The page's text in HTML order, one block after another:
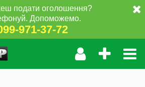
подати оголошення?
Допоможемо.
971-37-72